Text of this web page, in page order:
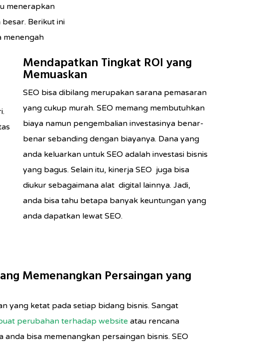
menerapkan
Berikut ini
menengah
Mendapatkan Tingkat ROI yang
Memuaskan
SEO bisa dibilang merupakan sarana pemasaran
yang cukup murah. SEO memang membutuhkan
biaya namun pengembalian investasinya benar-
benar sebanding dengan biayanya. Dana yang
anda keluarkan untuk SEO adalah investasi bisnis
yang bagus. Selain itu, kinerja SEO juga bisa
diukur sebagaimana alat digital lainnya. Jadi,
anda bisa tahu betapa banyak keuntungan yang
anda dapatkan lewat SEO.
Memenangkan Persaingan yang
yang ketat pada setiap bidang bisnis. Sangat
perubahan terhadap website atau rencana
anda bisa memenangkan persaingan bisnis. SEO